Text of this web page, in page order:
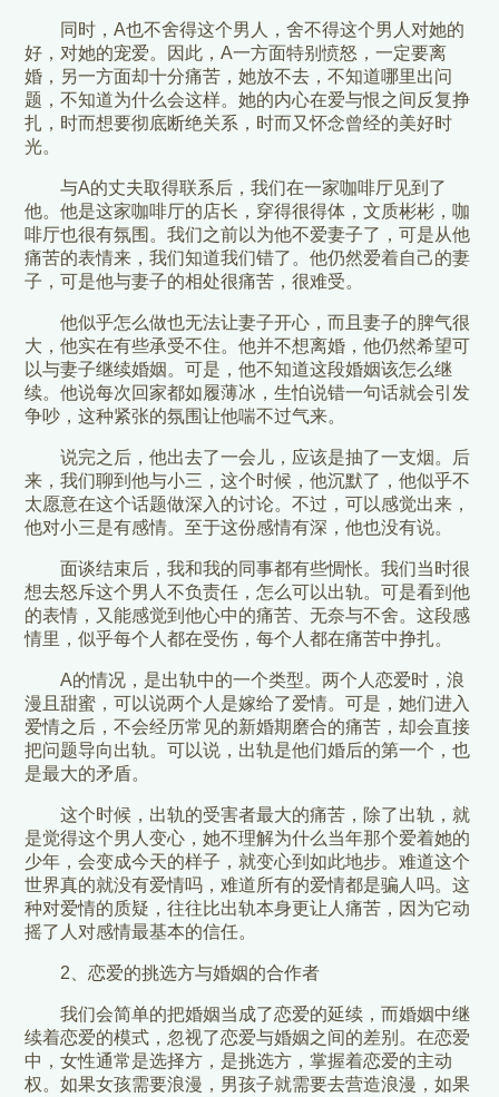
同时，A也不舍得这个男人，舍不得这个男人对她的
好，对她的宠爱。因此，A一方面特别愤怒，一定要离
婚，另一方面却十分痛苦，她放不去，不知道哪里出问
题，不知道为什么会这样。她的内心在爱与恨之间反复挣
扎，时而想要彻底断绝关系，时而又怀念曾经的美好时
光。
与A的丈夫取得联系后，我们在一家咖啡厅见到了
他。他是这家咖啡厅的店长，穿得很得体，文质彬彬，咖
啡厅也很有氛围。我们之前以为他不爱妻子了，可是从他
痛苦的表情来，我们知道我们错了。他仍然爱着自己的妻
子，可是他与妻子的相处很痛苦，很难受。
他似乎怎么做也无法让妻子开心，而且妻子的脾气很
大，他实在有些承受不住。他并不想离婚，他仍然希望可
以与妻子继续婚姻。可是，他不知道这段婚姻该怎么继
续。他说每次回家都如履薄冰，生怕说错一句话就会引发
争吵，这种紧张的氛围让他喘不过气来。
说完之后，他出去了一会儿，应该是抽了一支烟。后
来，我们聊到他与小三，这个时候，他沉默了，他似乎不
太愿意在这个话题做深入的讨论。不过，可以感觉出来，
他对小三是有感情。至于这份感情有深，他也没有说。
面谈结束后，我和我的同事都有些惆怅。我们当时很
想去怒斥这个男人不负责任，怎么可以出轨。可是看到他
的表情，又能感觉到他心中的痛苦、无奈与不舍。这段感
情里，似乎每个人都在受伤，每个人都在痛苦中挣扎。
A的情况，是出轨中的一个类型。两个人恋爱时，浪
漫且甜蜜，可以说两个人是嫁给了爱情。可是，她们进入
爱情之后，不会经历常见的新婚期磨合的痛苦，却会直接
把问题导向出轨。可以说，出轨是他们婚后的第一个，也
是最大的矛盾。
这个时候，出轨的受害者最大的痛苦，除了出轨，就
是觉得这个男人变心，她不理解为什么当年那个爱着她的
少年，会变成今天的样子，就变心到如此地步。难道这个
世界真的就没有爱情吗，难道所有的爱情都是骗人吗。这
种对爱情的质疑，往往比出轨本身更让人痛苦，因为它动
摇了人对感情最基本的信任。
2、恋爱的挑选方与婚姻的合作者
我们会简单的把婚姻当成了恋爱的延续，而婚姻中继
续着恋爱的模式，忽视了恋爱与婚姻之间的差别。在恋爱
中，女性通常是选择方，是挑选方，掌握着恋爱的主动
权。如果女孩需要浪漫，男孩子就需要去营造浪漫，如果